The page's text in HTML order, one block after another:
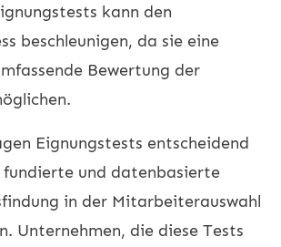
kann den
beschleunigen, da sie eine
Bewertung der
Eignungstests entscheidend
fundierte und datenbasierte
in der Mitarbeiterauswahl
Unternehmen, die diese Tests